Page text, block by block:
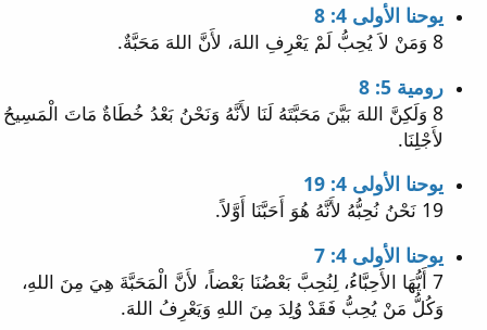
يوحنا الأولى 4: 8
8 وَمَنْ لاَ يُحِبُّ لَمْ يَعْرِفِ اللهَ، لأَنَّ اللهَ مَحَبَّةٌ.
رومية 5: 8
8 وَلَكِنَّ اللهَ بَيَّنَ مَحَبَّتَهُ لَنَا لأَنَّهُ وَنَحْنُ بَعْدُ خُطَاةٌ مَاتَ الْمَسِيحُ
لأَجْلِنَا.
يوحنا الأولى 4: 19
19 نَحْنُ نُحِبُّهُ لأَنَّهُ هُوَ أَحَبَّنَا أَوَّلاً.
يوحنا الأولى 4: 7
7 أَيُّهَا الأَحِبَّاءُ، لِنُحِبَّ بَعْضُنَا بَعْضاً، لأَنَّ الْمَحَبَّةَ هِيَ مِنَ اللهِ،
وَكُلُّ مَنْ يُحِبُّ فَقَدْ وُلِدَ مِنَ اللهِ وَيَعْرِفُ اللهَ.